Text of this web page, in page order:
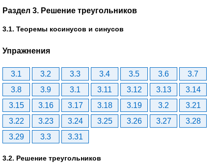
Раздел 3. Решение треугольников
3.1. Теоремы косинусов и синусов
Упражнения
3.1 3.2 3.3 3.4 3.5 3.6
3.7
3.8
3.9 3.1 3.11 3.12 3.13
3.14
3.15
3.16 3.17 3.18 3.19 3.2
3.21
3.22
3.23 3.24 3.25 3.26 3.27
3.28
3.29
3.3 3.31
3.2. Решение треугольников